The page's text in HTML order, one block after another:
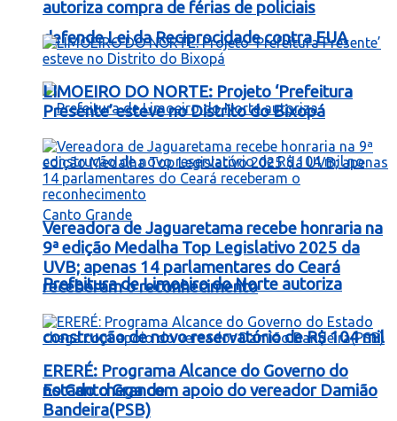
defende Lei da Reciprocidade contra EUA
Prefeitura de Limoeiro do Norte autoriza
construção de novo reservatório de R$ 104 mil
no Canto Grande
autoriza compra de férias de policiais
LIMOEIRO DO NORTE: Projeto ‘Prefeitura
Presente’ esteve no Distrito do Bixopá
Vereadora de Jaguaretama recebe honraria na
9ª edição Medalha Top Legislativo 2025 da
UVB; apenas 14 parlamentares do Ceará
receberam o reconhecimento
ERERÉ: Programa Alcance do Governo do
Estado chega com apoio do vereador Damião
Bandeira(PSB)